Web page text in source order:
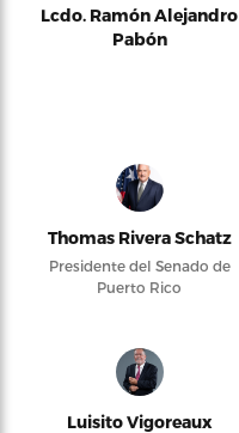
Lcdo. Ramón Alejandro
Pabón
Thomas Rivera Schatz
Presidente del Senado de
Puerto Rico
Luisito Vigoreaux